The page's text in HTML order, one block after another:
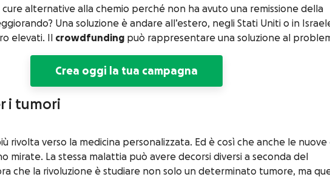
cure alternative alla chemio perché non ha avuto una remissione della
Una soluzione è andare all’estero, negli Stati Uniti o in
elevati. Il crowdfunding può rappresentare una soluzione al
Crea oggi la tua campagna
i tumori
rivolta verso la medicina personalizzata. Ed è così che anche le nuove
mirate. La stessa malattia può avere decorsi diversi a seconda del
che la rivoluzione è studiare non solo un determinato tumore, ma